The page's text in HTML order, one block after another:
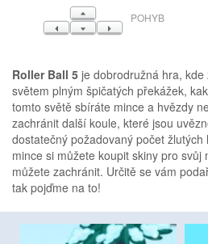
NAHORU
VLEVODOLŮVPRAVO
POHYB
Roller Ball 5 je dobrodružná hra,
světem plným špičatých překážek,
tomto světě sbíráte mince a hvězdy
zachránit další koule, které jsou
dostatečný požadovaný počet
mince si můžete koupit skiny pro svůj
můžete zachránit. Určitě se vám
tak pojďme na to!